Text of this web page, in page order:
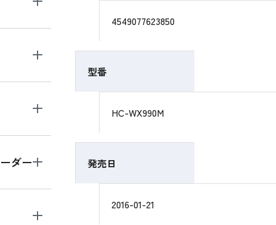
ダー
4549077623850
型番
HC-WX990M
発売日
2016-01-21